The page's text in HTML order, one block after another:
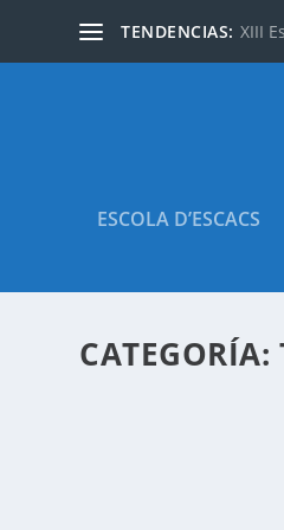
TENDENCIAS: XIII
ESCOLA D’ESCACS
CATEGORÍA: